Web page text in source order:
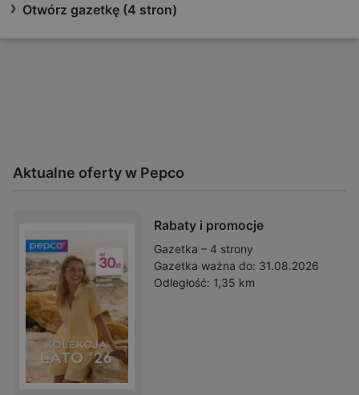
Otwórz gazetkę (4 stron)
Aktualne oferty w Pepco
Rabaty i promocje
Gazetka – 4 strony
Gazetka ważna do: 31.08.2026
Odległość: 1,35 km